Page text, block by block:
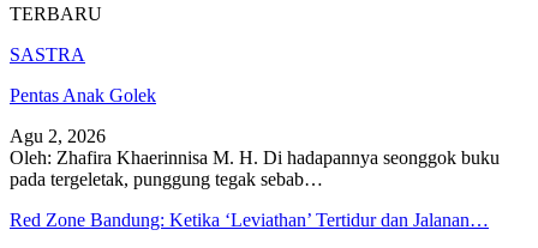
TERBARU
SASTRA
Pentas Anak Golek
Agu 2, 2026
Oleh: Zhafira Khaerinnisa M. H. Di hadapannya seonggok buku
pada tergeletak, punggung tegak sebab…
Red Zone Bandung: Ketika ‘Leviathan’ Tertidur dan Jalanan…